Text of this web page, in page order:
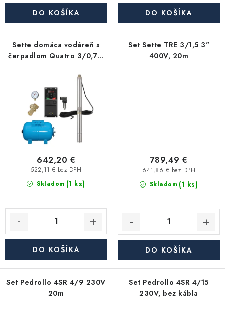
Podmienky ochrany osobných údajov
Obchodné podmienky požičovne náradia
Moja objednávka
DO KOŠÍKA DO KOŠÍKA
Sette domáca vodáreň s
čerpadlom Quatro 3/0,75,
Skladom (1 ks)
522,11 € bez DPH
642,20 €
DO KOŠÍKA
Set Sette TRE 3/1,5 3"
400V, 20m
Skladom (1 ks)
641,86 € bez DPH
789,49 €
DO KOŠÍKA
Set Pedrollo 4SR 4/9 230V
20m
Set Pedrollo 4SR 4/15
230V, bez kábla